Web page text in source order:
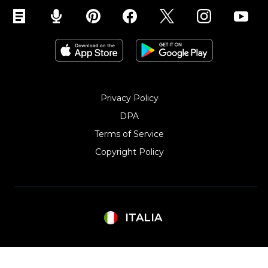
Weebly
Privacy Policy
DPA
Terms of Service
Copyright Policy‎
ITALIA